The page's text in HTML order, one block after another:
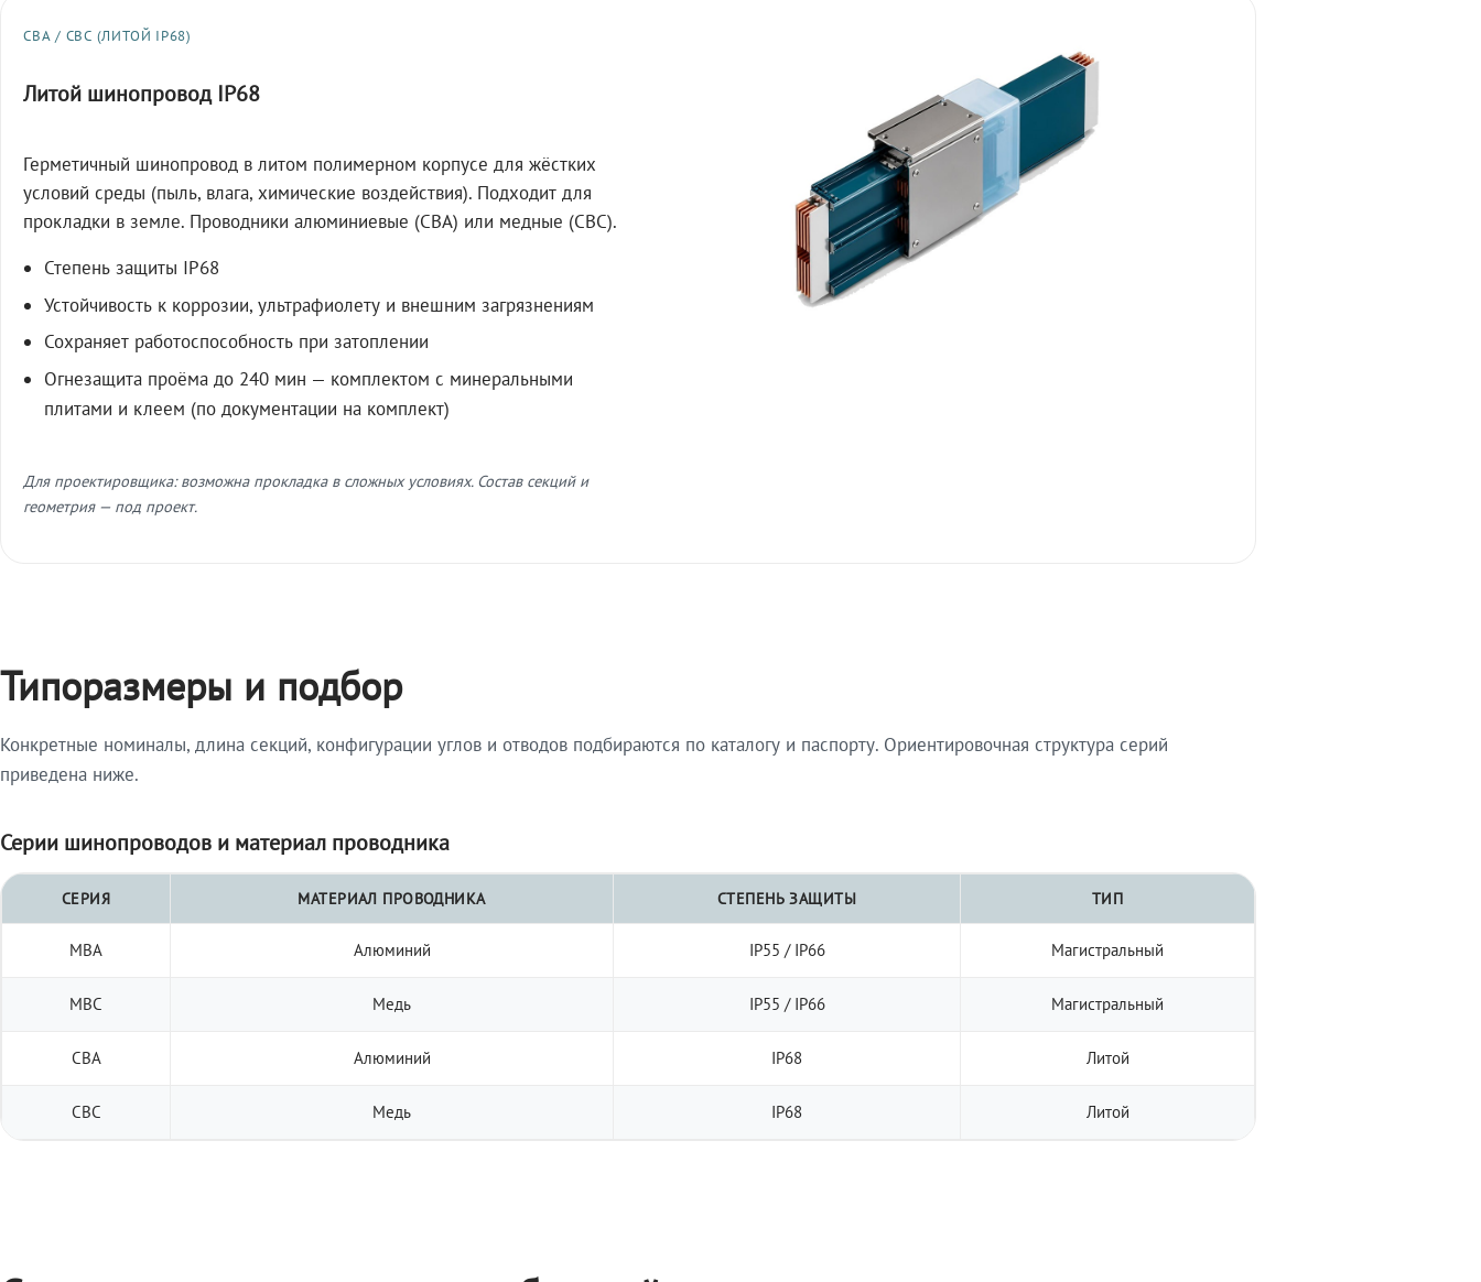
СВА / СВС (ЛИТОЙ IP68)
Литой шинопровод IP68
Герметичный шинопровод в литом полимерном корпусе для жёстких
условий среды (пыль, влага, химические воздействия). Подходит для
прокладки в земле. Проводники алюминиевые (СВА) или медные (СВС).
Степень защиты IP68
Устойчивость к коррозии, ультрафиолету и внешним загрязнениям
Сохраняет работоспособность при затоплении
Огнезащита проёма до 240 мин — комплектом с минеральными
плитами и клеем (по документации на комплект)
Для проектировщика: возможна прокладка в сложных условиях. Состав секций и
геометрия — под проект.
Типоразмеры и подбор
Конкретные номиналы, длина секций, конфигурации углов и отводов подбираются по каталогу и паспорту. Ориентировочная структура серий
приведена ниже.
Серии шинопроводов и материал проводника
СЕРИЯ МАТЕРИАЛ ПРОВОДНИКА СТЕПЕНЬ ЗАЩИТЫ ТИП
МВА Алюминий IP55 / IP66 Магистральный
МВС Медь IP55 / IP66 Магистральный
СВА Алюминий IP68 Литой
СВС Медь IP68 Литой